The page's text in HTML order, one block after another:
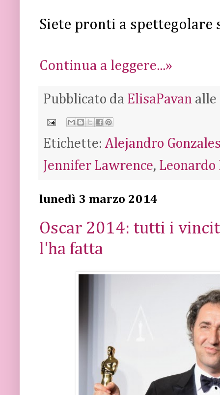
Siete pronti a
Continua a leggere...»
Pubblicato da ElisaPavan alle
Etichette:Alejandro
Jennifer Lawrence, Leonardo
lunedì 3 marzo 2014
Oscar 2014: tutti i
l'ha fatta